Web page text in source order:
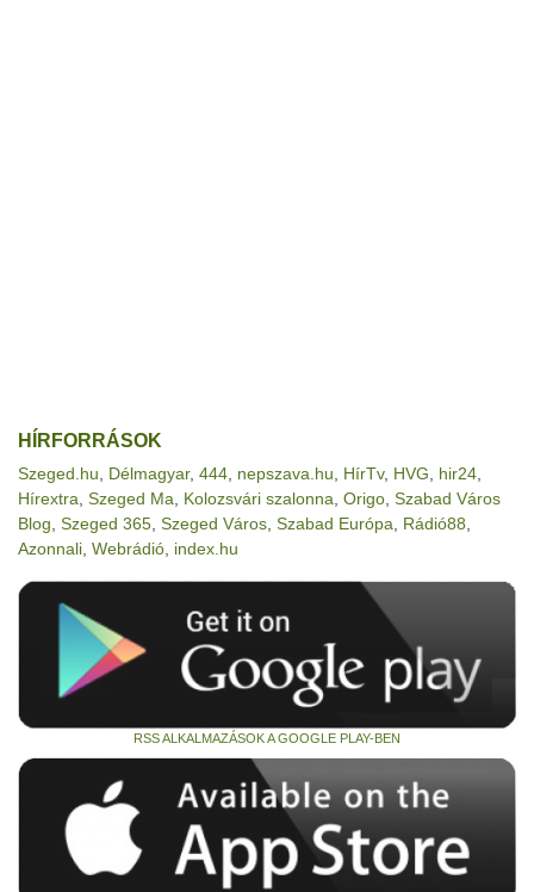
HÍRFORRÁSOK
Szeged.hu Délmagyar, 444 nepszava.hu HírTv, HVG hir24
Hírextra Szeged Ma Kolozsvári szalonna Origo Szabad Város
Blog Szeged 365 Szeged Város Szabad Európa Rádió88
Azonnali Webrádió index.hu
RSS ALKALMAZÁSOK A GOOGLE PLAY-BEN